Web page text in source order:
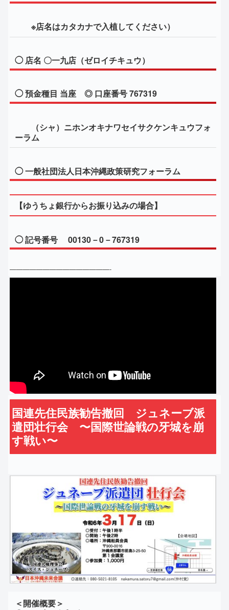
※店名はカタカナで入植してください）
◯ 店名 〇一九店（ゼロイチキュウ）
◯ 預金種目 当座 ◎ 口座番号 767319
（シャ）ニホンオキナワセイサクケンキュウフォ
ーラム
◯ 一般社団法人日本沖縄政策研究フォーラム
【ゆうちょ銀行からお振り込みの場合】
◯ 記号番号 00130－0－767319
———————————————-
国連先住民族勧告撤回 ジュネーブ派
遣団壮行会 〜国際世論戦の牙城を崩
す戦い〜
＜開催概要＞